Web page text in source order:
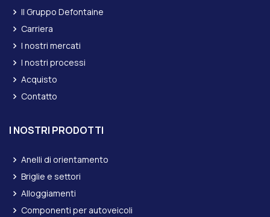
Il Gruppo Defontaine
Carriera
I nostri mercati
I nostri processi
Acquisto
Contatto
I NOSTRI PRODOTTI
Anelli di orientamento
Briglie e settori
Alloggiamenti
Componenti per autoveicoli